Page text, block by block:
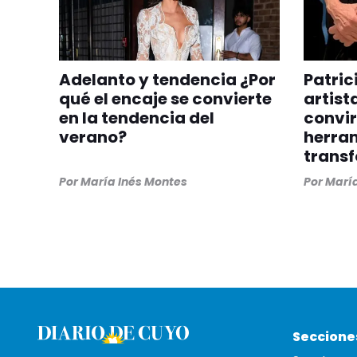
Adelanto y tendencia ¿Por
qué el encaje se convierte
en la tendencia del
verano?
PorMaría Inés Montes Por